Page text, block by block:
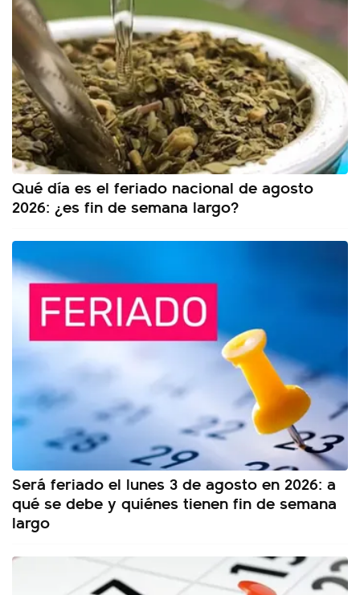
Qué día es el feriado nacional de agosto
2026: ¿es fin de semana largo?
Será feriado el lunes 3 de agosto en 2026: a
qué se debe y quiénes tienen fin de semana
largo